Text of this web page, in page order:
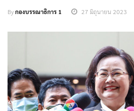
Byกองบรรณาธิการ 1 27 มิถุนายน 2023